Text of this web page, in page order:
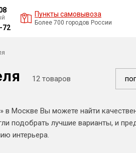
72
Пункты самовывоза
Более 700 городов России
12 товаров
в Москве Вы можете найти
подобрать лучшие варианты, и
интерьера.